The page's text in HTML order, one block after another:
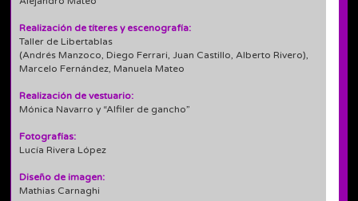
Realización de títeres y escenografía:
Taller de Libertablas
(Andrés Manzoco, Diego Ferrari, Juan Castillo, Alberto Rivero),
Marcelo Fernández, Manuela Mateo
Realización de vestuario:
Mónica Navarro y “Alfiler de gancho”
Fotografías:
Lucía Rivera López
Diseño de imagen:
Mathias Carnaghi